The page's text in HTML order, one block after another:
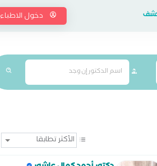
دخول الاطباء